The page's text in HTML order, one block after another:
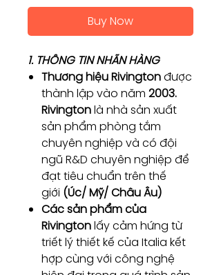
Buy Now
1. THÔNG TIN NHÃN HÀNG
Thương hiệu Rivingtonđược
thành lập vào năm 2003.
Rivingtonlà nhà sản xuất
sản phẩm phòng tắm
chuyên nghiệp và có đội
ngũ R&D chuyên nghiệp để
đạt tiêu chuẩn trên thế
giới (Úc/ Mỹ/ Châu Âu)
Các sản phẩm của
Rivingtonlấy cảm hứng từ
triết lý thiết kế của Italia kết
hợp cùng với công nghệ